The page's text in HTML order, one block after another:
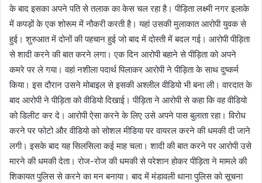
के बाद इसका अपने पति से तलाक का केस चल रहा है। पीड़िता लक्ष्मी नगर इलाके
में कपड़ों के एक शोरूम में नौकरी करती है। यहां उसकी मुलाकात आरोपी युवक से
हुई। शुरुआत में दोनों की पहचान हुई जो बाद में दोस्ती में बदल गई। आरोपी पीड़िता
से शादी करने की बात करने लगा। एक दिन आरोपी बहाने से पीड़िता को अपने
कमरे पर ले गया। वहां नशीला पदार्थ पिलाकर आरोपी ने पीड़िता के साथ दुष्कर्म
किया। इस दौरान उसने मोबाइल से इसकी अश्लील वीडियो भी बना ली। वारदात के
बाद आरोपी ने पीड़िता को वीडियो दिखाई। पीड़िता ने आरोपी से कहा कि वह वीडियो
को डिलीट कर दे। आरोपी ऐसा करने के लिए उसे अपने पास बुलाता रहा। विरोध
करने पर फोटो और वीडियो को सोशल मीडिया पर वायरल करने की धमकी दी जाने
लगी। इसके बाद यह सिलसिला कई माह चला। शादी की बात करने पर आरोपी उसे
मारने की धमकी देता। रोज-रोज की धमकी से परेशान होकर पीड़िता ने मामले की
शिकायत पुलिस से करने का मन बनाया। बाद में मंडावली थाना पुलिस को सूचना